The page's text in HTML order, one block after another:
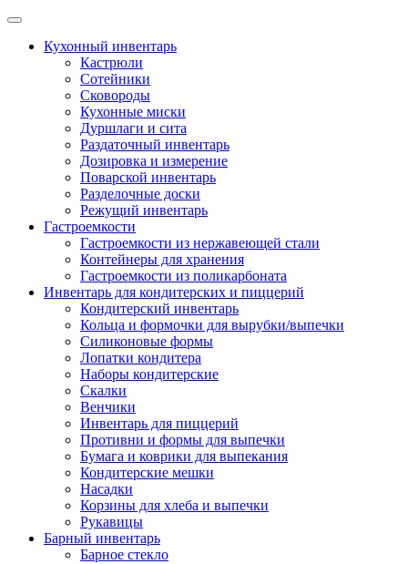
Skip
contentКухонный инвентарь
Кастрюли
Сотейники
Сковороды
Кухонные миски
Дуршлаги и сита
Раздаточный инвентарь
Дозировка и измерение
Поварской инвентарь
Разделочные доски
Режущий инвентарь
Гастроемкости
Гастроемкости из нержавеющей стали
Контейнеры для хранения
Гастроемкости из поликарбоната
Инвентарь для кондитерских и пиццерий
Кондитерский инвентарь
Кольца и формочки для вырубки/выпечки
Силиконовые формы
Лопатки кондитера
Наборы кондитерские
Скалки
Венчики
Инвентарь для пиццерий
Противни и формы для выпечки
Бумага и коврики для выпекания
Кондитерские мешки
Насадки
Корзины для хлеба и выпечки
Рукавицы
Барный инвентарь
Барное стекло